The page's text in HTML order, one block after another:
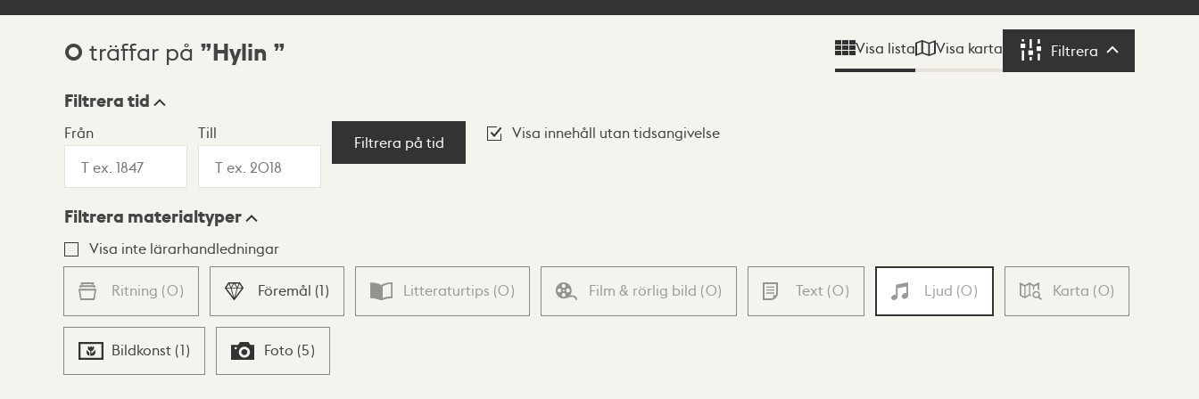
Sökresultat
0 träffar på Hylin Visa lista Visa karta Filtrera Filtrera
Visningsläge
Lista Karta
Filtrera tid
Från Till
Filtrera på tid
Visa innehåll utan tidsangivelse
Filtrera materialtyper
Visa inte lärarhandledningar
Ritning (0) Föremål (1) Litteraturtips (0) Film & rörlig bild (0) Text (0) Ljud (0) Karta (0)
Bildkonst (1) Foto (5)